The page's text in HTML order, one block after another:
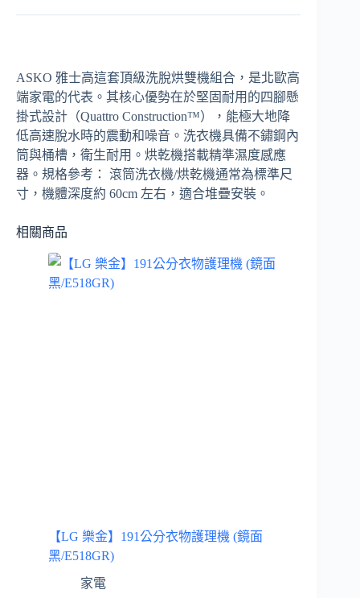
ASKO 雅士高這套頂級洗脫烘雙機組合，是北歐高
端家電的代表。其核心優勢在於堅固耐用的四腳懸
掛式設計（Quattro Construction™），能極大地降
低高速脫水時的震動和噪音。洗衣機具備不鏽鋼內
筒與桶槽，衛生耐用。烘乾機搭載精準濕度感應
器。規格參考： 滾筒洗衣機/烘乾機通常為標準尺
寸，機體深度約 60cm 左右，適合堆疊安裝。
相關商品
【LG 樂金】191公分衣物護理機 (鏡面
黑/E518GR)
家電